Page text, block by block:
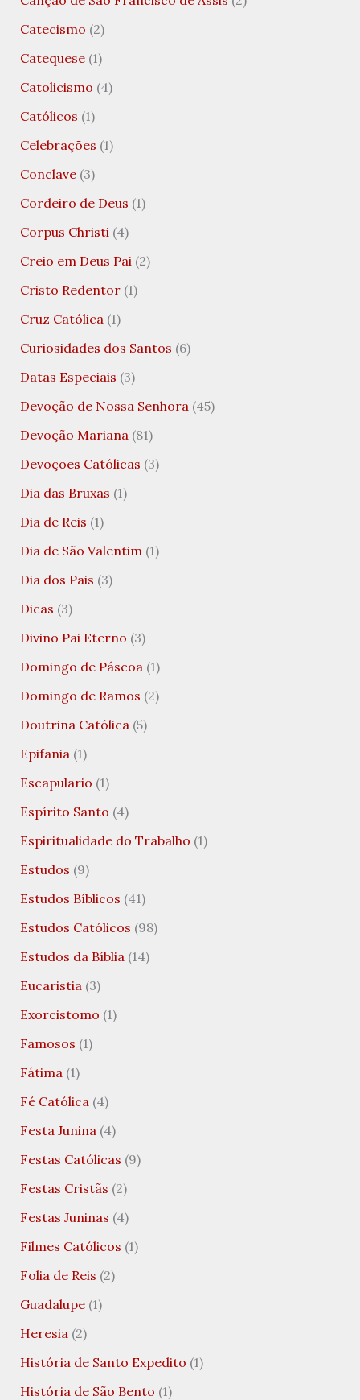
Catecismo (2)
Catequese(1)
Catolicismo (4)
Católicos (1)
Celebrações (1)
Conclave(3)
Cordeiro de Deus (1)
Corpus Christi (4)
Creio em Deus Pai (2)
Cristo Redentor(1)
Cruz Católica (1)
Curiosidades dos Santos (6)
Datas Especiais (3)
Devoção de Nossa Senhora (45)
Devoção Mariana (81)
Devoções Católicas (3)
Dia das Bruxas (1)
Dia de Reis (1)
Dia de São Valentim (1)
Dia dos Pais (3)
Dicas (3)
Divino Pai Eterno (3)
Domingo de Páscoa (1)
Domingo de Ramos (2)
Doutrina Católica (5)
Epifania (1)
Escapulario (1)
Espírito Santo (4)
Espiritualidade do Trabalho (1)
Estudos (9)
Estudos Bíblicos (41)
Estudos Católicos (98)
Estudos da Bíblia (14)
Eucaristia (3)
Exorcistomo (1)
Famosos (1)
Fátima (1)
Fé Católica (4)
Festa Junina (4)
Festas Católicas (9)
Festas Cristãs (2)
Festas Juninas (4)
Filmes Católicos (1)
Folia de Reis (2)
Guadalupe(1)
Heresia (2)
História de Santo Expedito (1)
História de São Bento (1)